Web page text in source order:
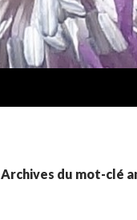
Archives du mot-clé